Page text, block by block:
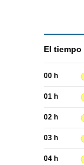
El tiempo
00 h
01 h
02 h
03 h
04 h